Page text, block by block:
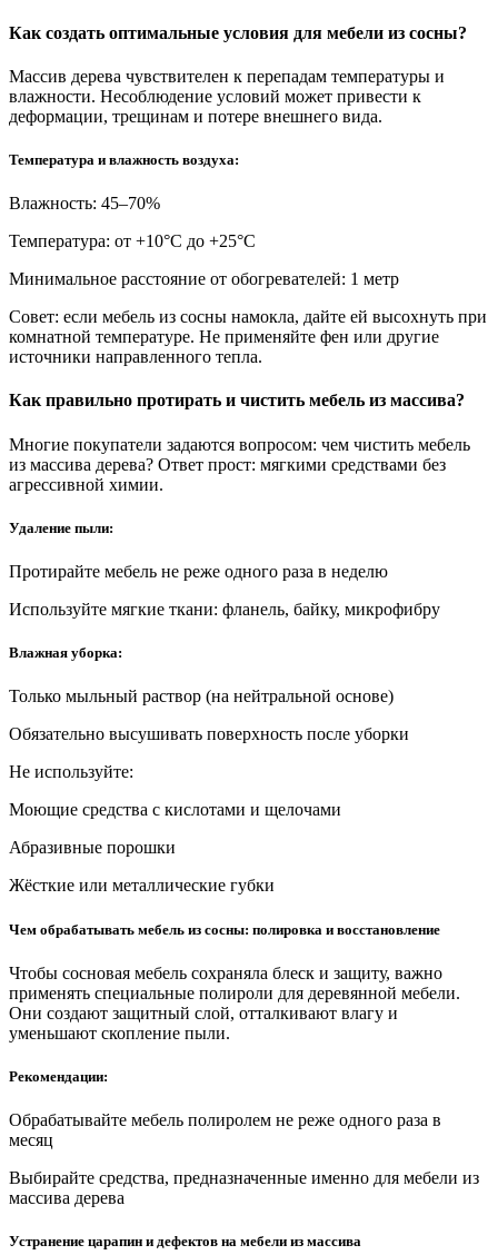
Как создать оптимальные условия для мебели из сосны?
Массив дерева чувствителен к перепадам температуры и
влажности. Несоблюдение условий может привести к
деформации, трещинам и потере внешнего вида.
Температура и влажность воздуха:
Влажность: 45–70%
Температура: от +10°С до +25°С
Минимальное расстояние от обогревателей: 1 метр
Совет: если мебель из сосны намокла, дайте ей высохнуть при
комнатной температуре. Не применяйте фен или другие
источники направленного тепла.
Как правильно протирать и чистить мебель из массива?
Многие покупатели задаются вопросом: чем чистить мебель
из массива дерева? Ответ прост: мягкими средствами без
агрессивной химии.
Удаление пыли:
Протирайте мебель не реже одного раза в неделю
Используйте мягкие ткани: фланель, байку, микрофибру
Влажная уборка:
Только мыльный раствор (на нейтральной основе)
Обязательно высушивать поверхность после уборки
Не используйте:
Моющие средства с кислотами и щелочами
Абразивные порошки
Жёсткие или металлические губки
Чем обрабатывать мебель из сосны: полировка и восстановление
Чтобы сосновая мебель сохраняла блеск и защиту, важно
применять специальные полироли для деревянной мебели.
Они создают защитный слой, отталкивают влагу и
уменьшают скопление пыли.
Рекомендации:
Обрабатывайте мебель полиролем не реже одного раза в
месяц
Выбирайте средства, предназначенные именно для мебели из
массива дерева
Устранение царапин и дефектов на мебели из массива